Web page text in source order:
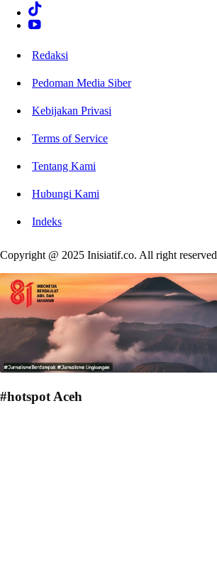
Redaksi
Pedoman Media Siber
Kebijakan Privasi
Terms of Service
Tentang Kami
Hubungi Kami
Indeks
Copyright @ 2025 Inisiatif.co. All right reserved
#hotspot Aceh